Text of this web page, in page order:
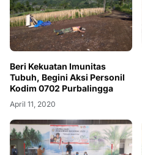
Beri Kekuatan Imunitas
Tubuh, Begini Aksi Personil
Kodim 0702 Purbalingga
April 11, 2020